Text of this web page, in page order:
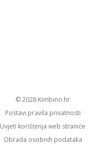
© 2026
kimbino.hr
Postavi pravila privatnosti
Uvjeti korištenja web stranice
Obrada osobnih podataka